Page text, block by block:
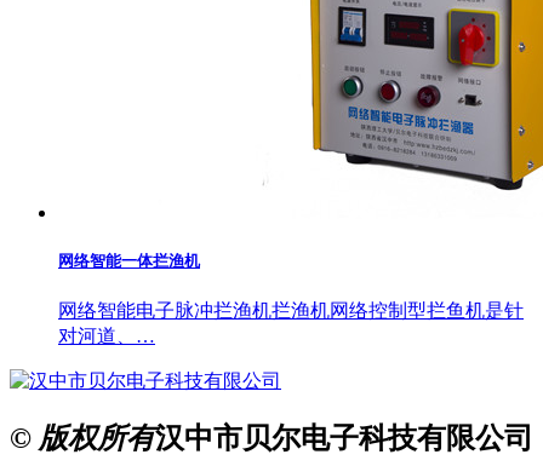
网络智能一体拦渔机
网络智能电子脉冲拦渔机拦渔机网络控制型拦鱼机是针
对河道、…
© 版权所有汉中市贝尔电子科技有限公司